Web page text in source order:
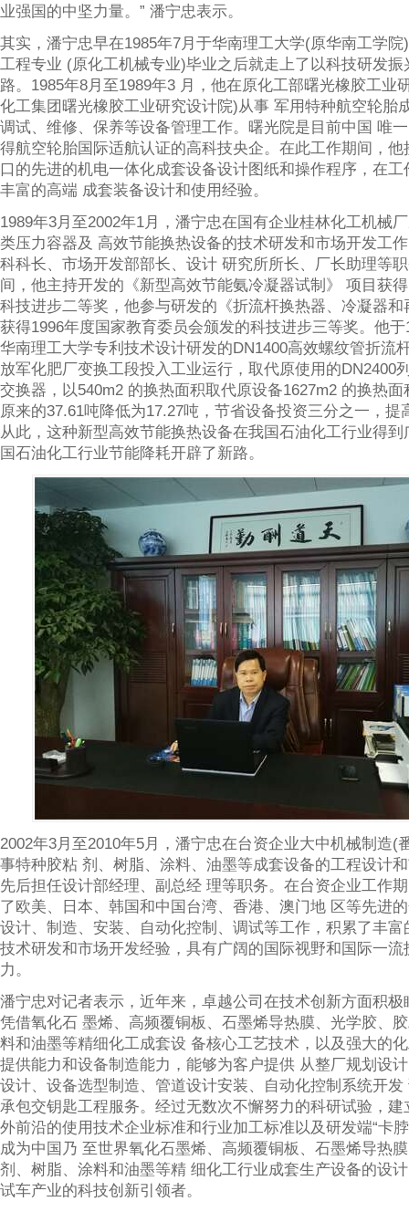
业强国的中坚力量。” 潘宁忠表示。
其实，潘宁忠早在1985年7月于华南理工大学(原华南工学
工程专业 (原化工机械专业)毕业之后就走上了以科技研发振
路。1985年8月至1989年3 月，他在原化工部曙光橡胶工业
化工集团曙光橡胶工业研究设计院)从事 军用特种航空轮胎
调试、维修、保养等设备管理工作。曙光院是目前中国 唯
得航空轮胎国际适航认证的高科技央企。在此工作期间，
口的先进的机电一体化成套设备设计图纸和操作程序，在
丰富的高端 成套装备设计和使用经验。
1989年3月至2002年1月，潘宁忠在国有企业桂林化工机械
类压力容器及 高效节能换热设备的技术研发和市场开发工
科科长、市场开发部部长、设计 研究所所长、厂长助理等
间，他主持开发的《新型高效节能氨冷凝器试制》 项目获
科技进步二等奖，他参与研发的《折流杆换热器、冷凝器
获得1996年度国家教育委员会颁发的科技进步三等奖。他
华南理工大学专利技术设计研发的DN1400高效螺纹管折流
放军化肥厂变换工段投入工业运行，取代原使用的DN2400
交换器，以540m2 的换热面积取代原设备1627m2 的换热
原来的37.61吨降低为17.27吨，节省设备投资三分之一，提
从此，这种新型高效节能换热设备在我国石油化工行业得
国石油化工行业节能降耗开辟了新路。
2002年3月至2010年5月，潘宁忠在台资企业大中机械制造(
事特种胶粘 剂、树脂、涂料、油墨等成套设备的工程设计
先后担任设计部经理、副总经 理等职务。在台资企业工作
了欧美、日本、韩国和中国台湾、香港、澳门地 区等先进
设计、制造、安装、自动化控制、调试等工作，积累了丰
技术研发和市场开发经验，具有广阔的国际视野和国际一流
力。
潘宁忠对记者表示，近年来，卓越公司在技术创新方面积极
凭借氧化石 墨烯、高频覆铜板、石墨烯导热膜、光学胶、
料和油墨等精细化工成套设 备核心工艺技术，以及强大的
提供能力和设备制造能力，能够为客户提供 从整厂规划设
设计、设备选型制造、管道设计安装、自动化控制系统开
承包交钥匙工程服务。经过无数次不懈努力的科研试验，
外前沿的使用技术企业标准和行业加工标准以及研发端“卡
成为中国乃 至世界氧化石墨烯、高频覆铜板、石墨烯导热
剂、树脂、涂料和油墨等精 细化工行业成套生产设备的设
试车产业的科技创新引领者。